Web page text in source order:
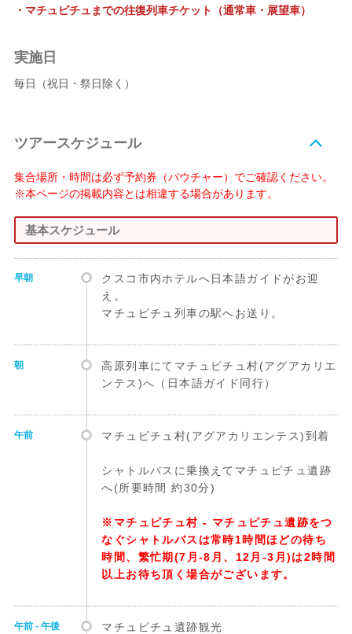
・マチュピチュまでの往復列車チケット（通常車・展望車）
実施日
毎日（祝日・祭日除く）
ツアースケジュール
集合場所・時間は必ず予約券（バウチャー）でご確認ください。
※本ページの掲載内容とは相違する場合があります。
基本スケジュール
早朝
クスコ市内ホテルへ日本語ガイドがお迎
え。
マチュピチュ列車の駅へお送り。
朝
高原列車にてマチュピチュ村(アグアカリエ
ンテス)へ（日本語ガイド同行）
午前 マチュピチュ村(アグアカリエンテス)到着
シャトルバスに乗換えてマチュピチュ遺跡
へ(所要時間 約30分)
※マチュピチュ村 - マチュピチュ遺跡をつ
なぐシャトルバスは常時1時間ほどの待ち
時間、繁忙期(7月-8月、12月-3月)は2時間
以上お待ち頂く場合がございます。
午前 - 午後 マチュピチュ遺跡観光